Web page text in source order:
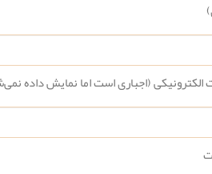
(اجباری است اما نمایش داده